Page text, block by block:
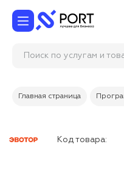
Поиск по услугам и
Главная страница
Код товара: